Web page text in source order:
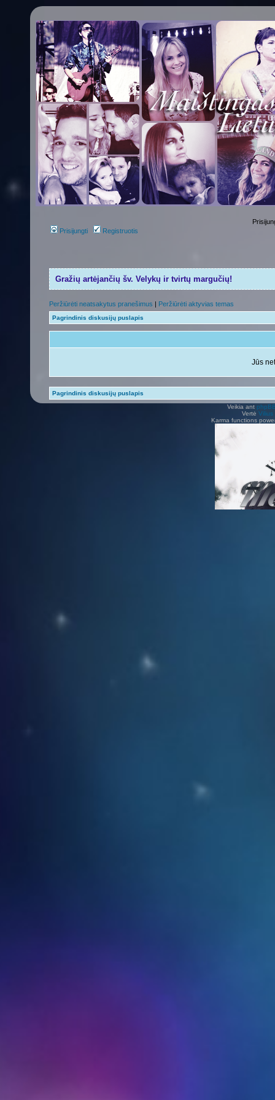
Prisijungti Registruotis
Gražių artėjančių šv. Velykų ir tvirtų margučių!
Peržiūrėti neatsakytus pranešimus | Peržiūrėti aktyvias temas
Pagrindinis diskusijų puslapis
Jūs
Pagrindinis diskusijų puslapis
Veikia ant
Vertė Vilius
Karma functions